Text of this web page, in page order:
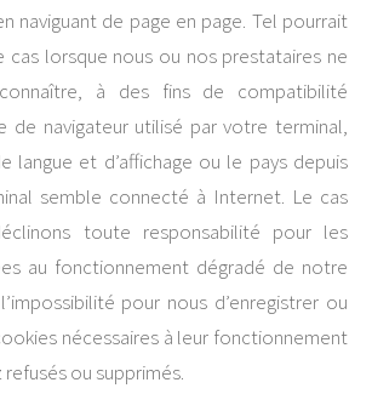
naviguant de page en page. Tel pourrait
lorsque nous ou nos prestataires ne
à des fins de compatibilité
de navigateur utilisé par votre terminal,
langue et d’affichage ou le pays depuis
semble connecté à Internet. Le cas
toute responsabilité pour les
au fonctionnement dégradé de notre
pour nous d’enregistrer ou
nécessaires à leur fonctionnement
ou supprimés.